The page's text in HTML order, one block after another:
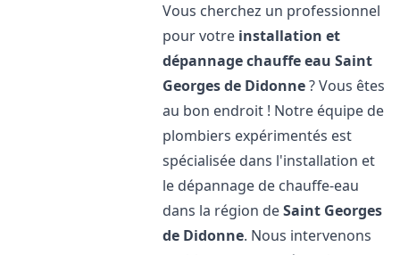
Vous cherchez un professionnel
pour votre installation et
dépannage chauffe eau Saint
Georges de Didonne? Vous êtes
au bon endroit ! Notre équipe de
plombiers expérimentés est
spécialisée dans l'installation et
le dépannage de chauffe-eau
dans la région deSaint Georges
de Didonne. Nous intervenons